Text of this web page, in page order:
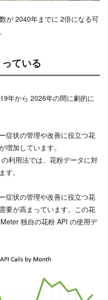
が 2040年までに 2倍になる可
ている
年から 2026年の間に劇的に
症状の管理や改善に役立つ花
増加しています。
利用法では、花粉データに対
す。
症状の管理や改善に役立つ花
要が高まっています。この花
独自の花粉 API の使用デ